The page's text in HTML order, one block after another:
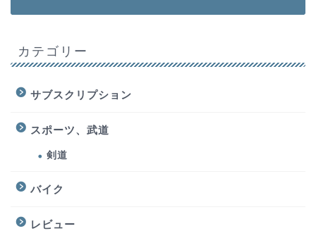
カテゴリー
サブスクリプション
スポーツ、武道
剣道
バイク
レビュー